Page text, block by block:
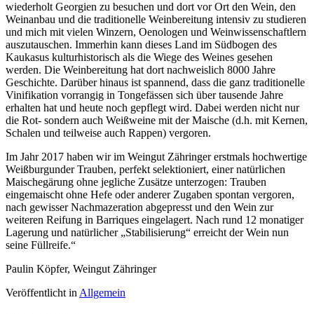
wiederholt Georgien zu besuchen und dort vor Ort den Wein, den
Weinanbau und die traditionelle Weinbereitung intensiv zu studieren
und mich mit vielen Winzern, Oenologen und Weinwissenschaftlern
auszutauschen. Immerhin kann dieses Land im Südbogen des
Kaukasus kulturhistorisch als die Wiege des Weines gesehen
werden. Die Weinbereitung hat dort nachweislich 8000 Jahre
Geschichte. Darüber hinaus ist spannend, dass die ganz traditionelle
Vinifikation vorrangig in Tongefässen sich über tausende Jahre
erhalten hat und heute noch gepflegt wird. Dabei werden nicht nur
die Rot- sondern auch Weißweine mit der Maische (d.h. mit Kernen,
Schalen und teilweise auch Rappen) vergoren.
Im Jahr 2017 haben wir im Weingut Zähringer erstmals hochwertige
Weißburgunder Trauben, perfekt selektioniert, einer natürlichen
Maischegärung ohne jegliche Zusätze unterzogen: Trauben
eingemaischt ohne Hefe oder anderer Zugaben spontan vergoren,
nach gewisser Nachmazeration abgepresst und den Wein zur
weiteren Reifung in Barriques eingelagert. Nach rund 12 monatiger
Lagerung und natürlicher „Stabilisierung“ erreicht der Wein nun
seine Füllreife.“
Paulin Köpfer, Weingut Zähringer
Veröffentlicht inAllgemein